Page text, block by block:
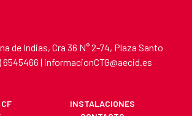
de Indias, Cra 36 N° 2-74, Plaza Santo
| informacionCTG@aecid.es
INSTALACIONES